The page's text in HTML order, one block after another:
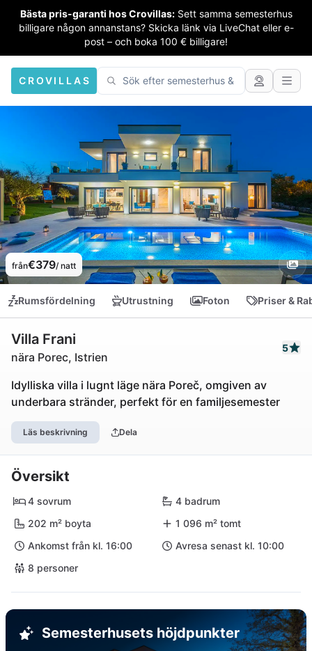
Bästa pris-garanti hos Crovillas: Sett samma semesterhus
billigare någon annanstans? Skicka länk via LiveChat eller e-
post – och boka 100 € billigare!
CROVILLAS
från€379/ natt
Rumsfördelning Utrustning Foton Priser &
Villa Frani
nära Porec, Istrien
5
Idylliska villa i lugnt läge nära Poreč, omgiven av
underbara stränder, perfekt för en familjesemester
Läs beskrivning Dela
Översikt
4 sovrum
4 badrum
202 m² boyta
1 096 m² tomt
Ankomst från kl. 16:00
Avresa senast kl. 10:00
8 personer
Semesterhusets höjdpunkter